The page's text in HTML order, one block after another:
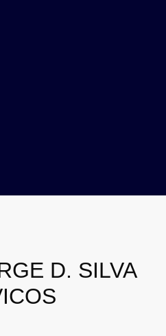
D. SILVA